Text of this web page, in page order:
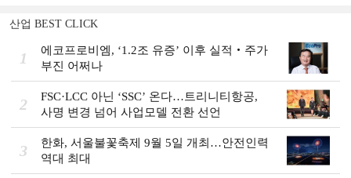
산업 BEST CLICK
1
에코프로비엠, ‘1.2조 유증’ 이후 실적‧주가
부진 어쩌나
2
FSC·LCC 아닌 ‘SSC’ 온다…트리니티항공,
사명 변경 넘어 사업모델 전환 선언
3
한화, 서울불꽃축제 9월 5일 개최…안전인력
역대 최대